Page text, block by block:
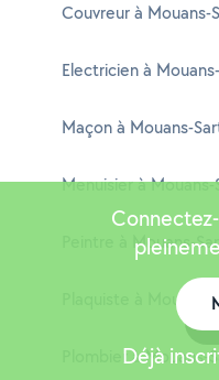
Couvreur à Mouans-
Electricien à
Maçon à Mouans-
Menuisier à
Peintre à Mouans-
Plaquiste à Mouans-
Plombier à Mouans-
Déjà